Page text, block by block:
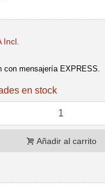
Incl.
con mensajería EXPRESS.
en stock
Añadir al carrito